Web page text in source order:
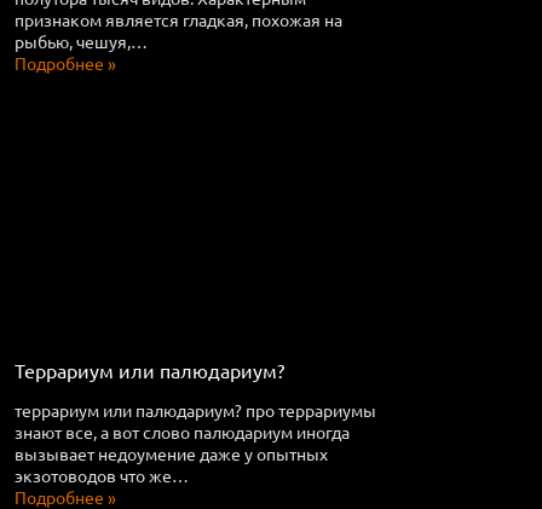
признаком является гладкая, похожая на
рыбью, чешуя,…
Подробнее »
Террариум или палюдариум?
террариум или палюдариум? про террариумы
знают все, а вот слово палюдариум иногда
вызывает недоумение даже у опытных
экзотоводов что же…
Подробнее »